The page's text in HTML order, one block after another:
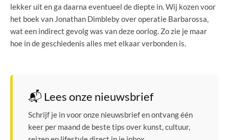
lekker uit en ga daarna eventueel de diepte in. Wij kozen voor
het boek van Jonathan Dimbleby over operatie Barbarossa,
wat een indirect gevolg was van deze oorlog. Zo zie je maar
hoe in de geschiedenis alles met elkaar verbonden is.
📬 Lees onze nieuwsbrief
Schrijf je in voor onze nieuwsbrief en ontvang één
keer per maand de beste tips over kunst, cultuur,